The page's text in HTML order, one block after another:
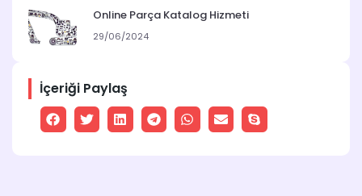
Online Parça Katalog Hizmeti
29/06/2024
İçeriği Paylaş